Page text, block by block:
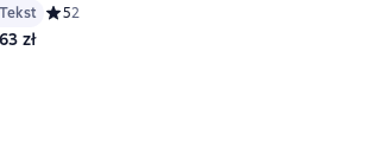
Tekst Средний рейтинг 5 на основе 2 оценок
52
zł